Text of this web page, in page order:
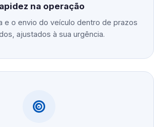
na operação
e o envio do veículo dentro de prazos
ajustados à sua urgência.